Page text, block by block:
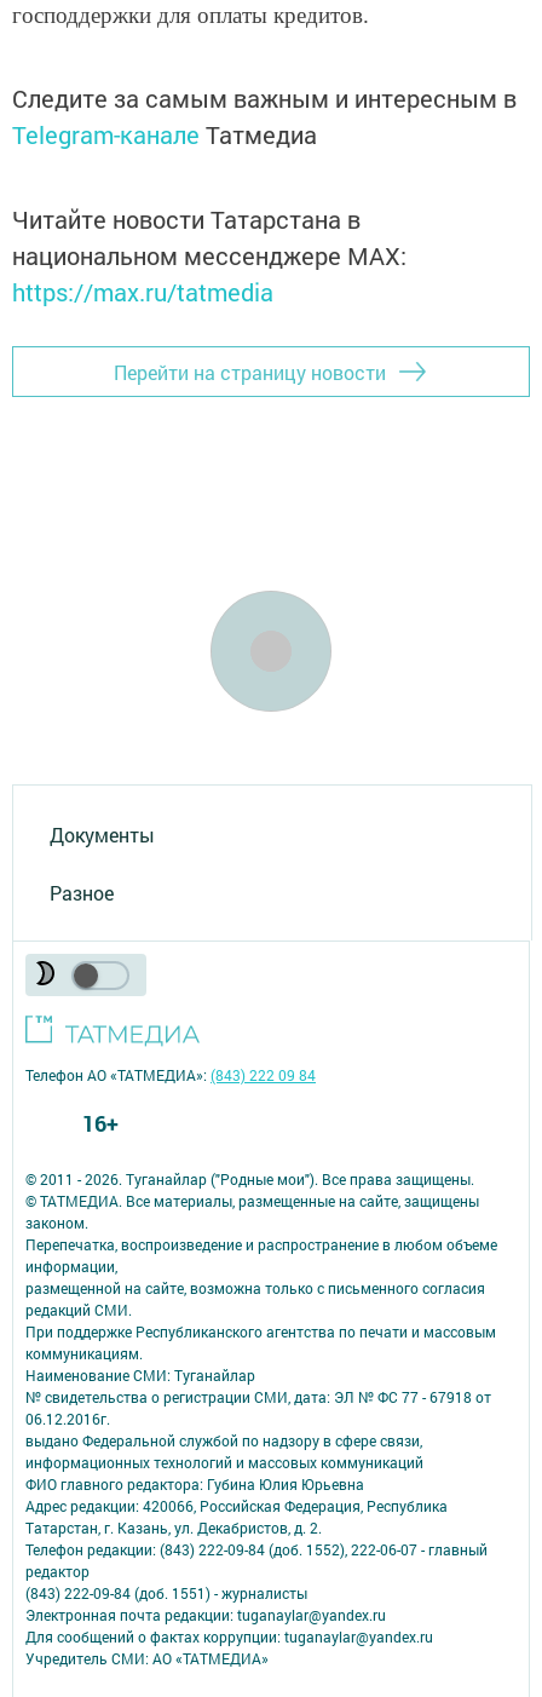
господдержки для оплаты кредитов.
Следите за самым важным и интересным в
Telegram-канале Татмедиа
Читайте новости Татарстана в
национальном мессенджере MАХ:
https://max.ru/tatmedia
Перейти на страницу новости
Документы
Разное
© 2011 - 2026. Туганайлар ("Родные мои"). Все права защищены.
© ТАТМЕДИА. Все материалы, размещенные на сайте, защищены
законом.
Перепечатка, воспроизведение и распространение в любом объеме
информации,
размещенной на сайте, возможна только с письменного согласия
редакций СМИ.
При поддержке Республиканского агентства по печати и массовым
коммуникациям.
Наименование СМИ: Туганайлар
№ свидетельства о регистрации СМИ, дата: ЭЛ № ФС 77 - 67918 от
06.12.2016г.
выдано Федеральной службой по надзору в сфере связи,
информационных технологий и массовых коммуникаций
ФИО главного редактора: Губина Юлия Юрьевна
Адрес редакции: 420066, Российская Федерация, Республика
Татарстан, г. Казань, ул. Декабристов, д. 2.
Телефон редакции: (843) 222-09-84 (доб. 1552), 222-06-07 - главный
редактор
(843) 222-09-84 (доб. 1551) - журналисты
Электронная почта редакции: tuganaylar@yandex.ru
Для сообщений о фактах коррупции: tuganaylar@yandex.ru
Учредитель СМИ: АО «ТАТМЕДИА»
Телефон АО «ТАТМЕДИА»:(843) 222 09 84
16+